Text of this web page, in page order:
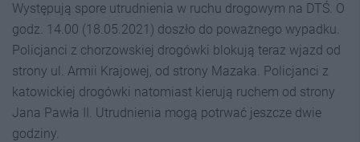
Występują spore utrudnienia w ruchu drogowym na DTŚ. O
godz. 14.00 (18.05.2021) doszło do poważnego wypadku.
Policjanci z chorzowskiej drogówki blokują teraz wjazd od
strony ul. Armii Krajowej, od strony Mazaka. Policjanci z
katowickiej drogówki natomiast kierują ruchem od strony
Jana Pawła II. Utrudnienia mogą potrwać jeszcze dwie
godziny.